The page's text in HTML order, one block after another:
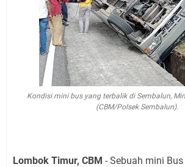
Kondisi mini bus yang terbalik di Sembalun,
(CBM/Polsek Sembalun).
Lombok Timur, CBM - Sebuah mini Bus